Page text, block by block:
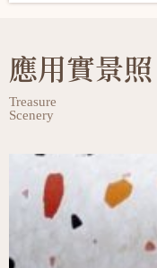
應用實景照
Treasure
Scenery